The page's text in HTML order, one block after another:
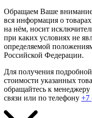
Обращаем Ваше
вся информация о
на нём, носит
при каких условиях не
определяемой
Российской Федерации.
Для получения
стоимости указанных
обращайтесь к
связи или по телефону +7